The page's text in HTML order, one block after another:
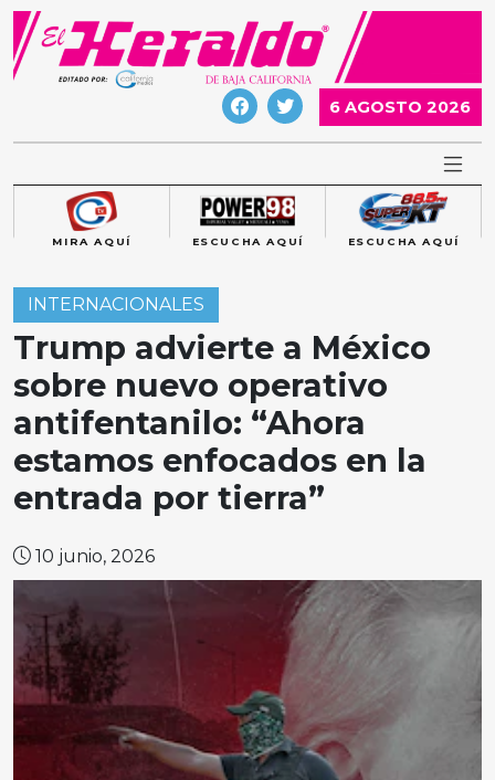
Skip
content
6 AGOSTO 2026
MIRA AQUÍ ESCUCHA AQUÍ ESCUCHA AQUÍ
INTERNACIONALES
Trump advierte a México
sobre nuevo operativo
antifentanilo: “Ahora
estamos enfocados en la
entrada por tierra”
10 junio, 2026